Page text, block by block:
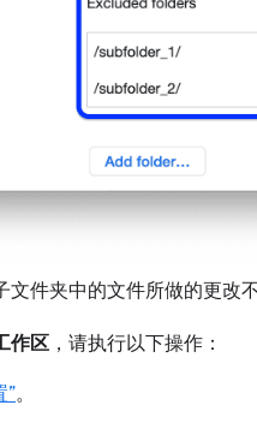
文件夹中的文件所做的更改
作区 ，请执行以下操作：
”。